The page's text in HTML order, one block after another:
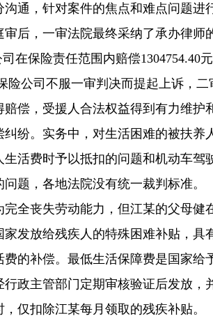
通，针对案件的焦点和难点问题进
后，一审法院最终采纳了承办律师
在保险责任范围内赔偿1304754.40
险公司不服一审判决而提起上诉，
偿，受援人合法权益得到有力维护
纷。实务中，对生活困难的被扶养
活费时予以抵扣的问题和机动车驾
题，各地法院没有统一裁判标准。
全丧失劳动能力，但江某的父母健
发放给残疾人的特殊困难补贴，具
的补偿。最低生活保障费是国家给
政主管部门定期审核验证后发放，
仅扣除江某每月领取的残疾补贴。